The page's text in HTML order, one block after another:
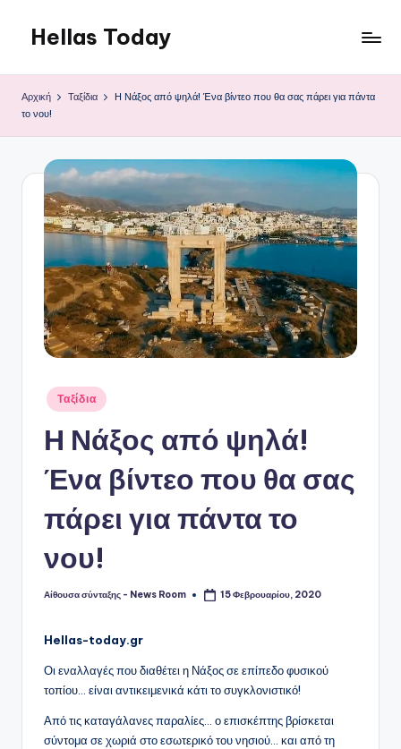
Μετάβαση
περιεχόμενο
Hellas Today
Αρχική Ταξίδια
Η Νάξος από ψηλά! Ένα βίντεο που θα σας πάρει για πάντα
το νου!
Αναρτήθηκε
σε
Ταξίδια
Η Νάξος από ψηλά!
Ένα βίντεο που θα σας
πάρει για πάντα το
νου!
Συγγραφέας:
Αίθουσα σύνταξης - News Room 15 Φεβρουαρίου, 2020
Hellas-today.gr
Οι εναλλαγές που διαθέτει η Νάξος σε επίπεδο φυσικού
τοπίου… είναι αντικειμενικά κάτι το συγκλονιστικό!
Από τις καταγάλανες παραλίες… ο επισκέπτης βρίσκεται
σύντομα σε χωριά στο εσωτερικό του νησιού… και από τη